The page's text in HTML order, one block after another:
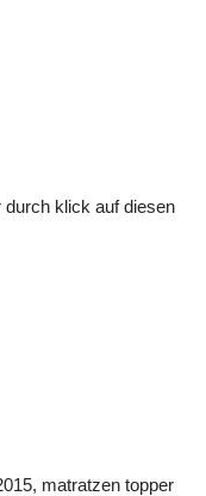
durch klick auf diesen
matratzen topper